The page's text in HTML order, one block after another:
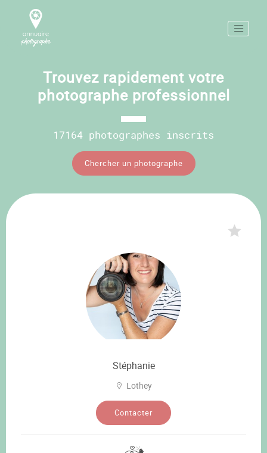
Trouvez rapidement votre
photographe professionnel
17164 photographes inscrits
Chercher un photographe
Stéphanie
Lothey
Contacter